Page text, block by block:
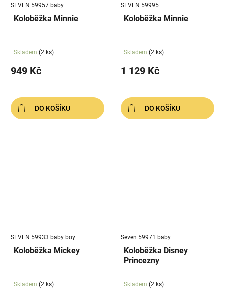
SEVEN 59957 baby
Koloběžka Minnie
Skladem (2 ks)
949 Kč
DO KOŠÍKU
SEVEN 59995
Koloběžka Minnie
Skladem (2 ks)
1 129 Kč
DO KOŠÍKU
SEVEN 59933 baby boy
Koloběžka Mickey
Skladem (2 ks)
Seven 59971 baby
Koloběžka Disney
Princezny
Skladem (2 ks)